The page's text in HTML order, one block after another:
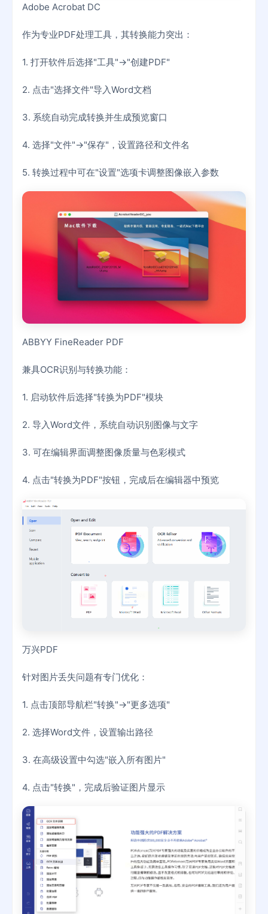
Adobe Acrobat DC
作为专业PDF处理工具，其转换能力突出：
1. 打开软件后选择"工具"→"创建PDF"
2. 点击"选择文件"导入Word文档
3. 系统自动完成转换并生成预览窗口
4. 选择"文件"→"保存"，设置路径和文件名
5. 转换过程中可在"设置"选项卡调整图像嵌入参数
ABBYY FineReader PDF
兼具OCR识别与转换功能：
1. 启动软件后选择"转换为PDF"模块
2. 导入Word文件，系统自动识别图像与文字
3. 可在编辑界面调整图像质量与色彩模式
4. 点击"转换为PDF"按钮，完成后在编辑器中预览
万兴PDF
针对图片丢失问题有专门优化：
1. 点击顶部导航栏"转换"→"更多选项"
2. 选择Word文件，设置输出路径
3. 在高级设置中勾选"嵌入所有图片"
4. 点击"转换"，完成后验证图片显示